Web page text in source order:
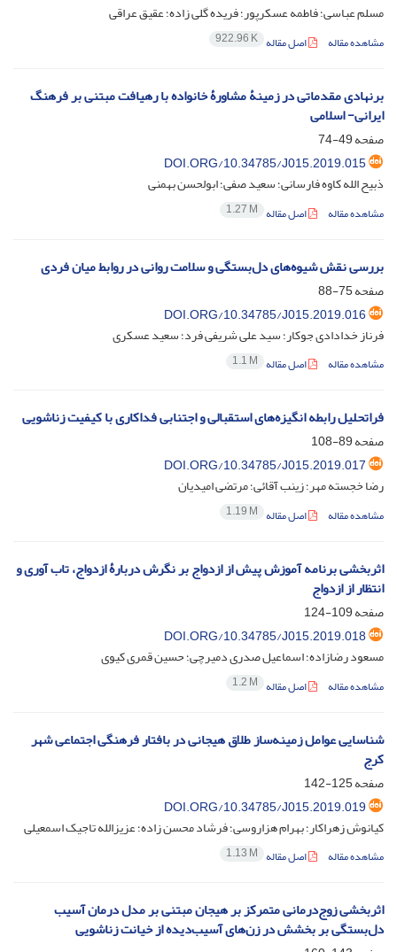
مسلم عباسی؛ فاطمه عسکرپور؛ فریده گلی زاده؛ عقیق عراقی
مشاهده مقاله اصل مقاله 922.96 K
برنهادی مقدماتی در زمینۀ مشاورۀ خانواده با رهیافت مبتنی بر فرهنگ
ایرانی- اسلامی
صفحه49-74
DOI.ORG/10.34785/J015.2019.015
ذبیح الله کاوه فارسانی؛ سعید صفی؛ ابولحسن بهمنی
مشاهده مقاله اصل مقاله 1.27 M
بررسی نقش شیوه‌های دل‌بستگی و سلامت روانی در روابط میان فردی
صفحه75-88
DOI.ORG/10.34785/J015.2019.016
فرناز خدادادی جوکار؛ سید علی شریفی فرد؛ سعید عسکری
مشاهده مقاله اصل مقاله 1.1 M
فراتحلیل رابطه انگیزه‌های استقبالی و اجتنابی فداکاری با کیفیت زناشویی
صفحه89-108
DOI.ORG/10.34785/J015.2019.017
رضا خجسته مهر؛ زینب آقائی؛ مرتضی امیدیان
مشاهده مقاله اصل مقاله 1.19 M
اثر‌بخشی برنامه آموزش پیش از ازدواج بر نگرش دربارۀ ازدواج، تاب آوری و
انتظار از ازدواج
صفحه109-124
DOI.ORG/10.34785/J015.2019.018
مسعود رضازاده؛ اسماعیل صدری دمیرچی؛ حسین قمری کیوی
مشاهده مقاله اصل مقاله 1.2 M
شناسایی عوامل زمینه‌ساز طلاق هیجانی در بافتار فرهنگی اجتماعی شهر
کرج
صفحه125-142
DOI.ORG/10.34785/J015.2019.019
کیانوش زهراکار؛ بهرام هزاروسی؛ فرشاد محسن زاده؛ عزیزالله تاجیک اسمعیلی
مشاهده مقاله اصل مقاله 1.13 M
اثربخشی زوج‌درمانی متمرکز بر هیجان مبتنی بر مدل درمان آسیب
دل‌بستگی بر بخشش در زن‌های آسیب‌دیده از خیانت زناشویی